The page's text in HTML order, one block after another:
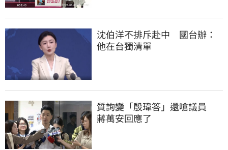
沈伯洋不排斥赴中　國台辦：
他在台獨清單
質詢變「殷瑋答」還嗆議員
蔣萬安回應了